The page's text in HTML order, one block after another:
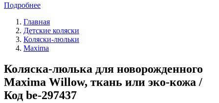
Подробнее
Главная
Детские коляски
Коляски-люльки
Maxima
Коляска-люлька для новорожденного
Maxima Willow, ткань или эко-кожа /
Код be-297437